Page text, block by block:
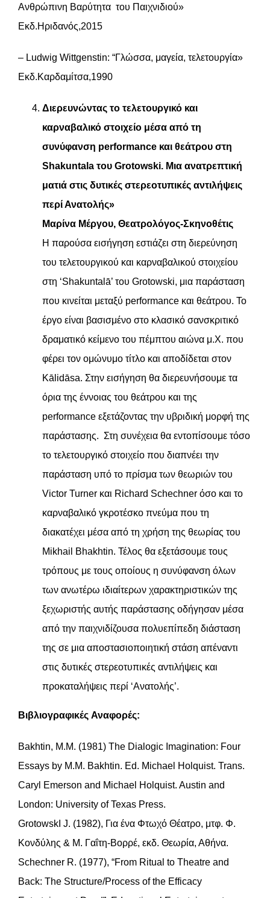
Ανθρώπινη Βαρύτητα του Παιχνιδιού»
Εκδ.Ηριδανός,2015
– Ludwig Wittgenstin: “Γλώσσα, μαγεία, τελετουργία»
Εκδ.Καρδαμίτσα,1990
Διερευνώντας το τελετουργικό και
καρναβαλικό στοιχείο μέσα από τη
συνύφανση performance και θεάτρου στη
Shakuntala του Grotowski. Μια ανατρεπτική
ματιά στις δυτικές στερεοτυπικές αντιλήψεις
περί Ανατολής»
Μαρίνα Μέργου, Θεατρολόγος-Σκηνοθέτις
H παρούσα εισήγηση εστιάζει στη διερεύνηση
του τελετουργικού και καρναβαλικού στοιχείου
στη ‘Shakuntalā’ του Grotowski, μια παράσταση
που κινείται μεταξύ performance και θεάτρου. To
έργο είναι βασισμένο στο κλασικό σανσκριτικό
δραματικό κείμενο του πέμπτου αιώνα μ.Χ. που
φέρει τον ομώνυμο τίτλο και αποδίδεται στον
Kālidāsa. Στην εισήγηση θα διερευνήσουμε τα
όρια της έννοιας του θεάτρου και της
performance εξετάζοντας την υβριδική μορφή της
παράστασης. Στη συνέχεια θα εντοπίσουμε τόσο
το τελετουργικό στοιχείο που διαπνέει την
παράσταση υπό το πρίσμα των θεωριών του
Victor Turner και Richard Schechner όσο και το
καρναβαλικό γκροτέσκο πνεύμα που τη
διακατέχει μέσα από τη χρήση της θεωρίας του
Mikhail Bhakhtin. Τέλος θα εξετάσουμε τους
τρόπους με τους οποίους η συνύφανση όλων
των ανωτέρω ιδιαίτερων χαρακτηριστικών της
ξεχωριστής αυτής παράστασης οδήγησαν μέσα
από την παιχνιδίζουσα πολυεπίπεδη διάσταση
της σε μια αποστασιοποιητική στάση απέναντι
στις δυτικές στερεοτυπικές αντιλήψεις και
προκαταλήψεις περί ‘Ανατολής’.
Βιβλιογραφικές Αναφορές:
Bakhtin, M.M. (1981) The Dialogic Imagination: Four
Essays by M.M. Bakhtin. Ed. Michael Holquist. Trans.
Caryl Emerson and Michael Holquist. Austin and
London: University of Texas Press.
GrotowskΙ J. (1982), Για ένα Φτωχό Θέατρο, μτφ. Φ.
Κονδύλης & Μ. Γαΐτη-Βορρέ, εκδ. Θεωρία, Αθήνα.
Schechner R. (1977), “From Ritual to Theatre and
Back: The Structure/Process of the Efficacy